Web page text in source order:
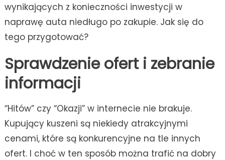
wynikających z konieczności inwestycji w
naprawę auta niedługo po zakupie. Jak się do
tego przygotować?
Sprawdzenie ofert i zebranie
informacji
“Hitów” czy “Okazji” w internecie nie brakuje.
Kupujący kuszeni są niekiedy atrakcyjnymi
cenami, które są konkurencyjne na tle innych
ofert. I choć w ten sposób można trafić na dobry